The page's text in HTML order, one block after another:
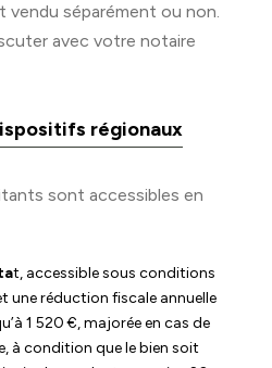
vendu séparément ou non.
avec votre notaire
régionaux
sont accessibles en
t, accessible sous conditions
une réduction fiscale annuelle
1 520 €, majorée en cas de
à condition que le bien soit